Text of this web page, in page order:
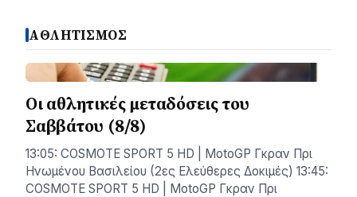
ΑΘΛΗΤΙΣΜΟΣ
Οι αθλητικές μεταδόσεις του
Σαββάτου (8/8)
13:05: COSMOTE SPORT 5 HD | MotoGP Γκραν Πρι
Ηνωμένου Βασιλείου (2ες Ελεύθερες Δοκιμές) 13:45:
COSMOTE SPORT 5 HD | MotoGP Γκραν Πρι